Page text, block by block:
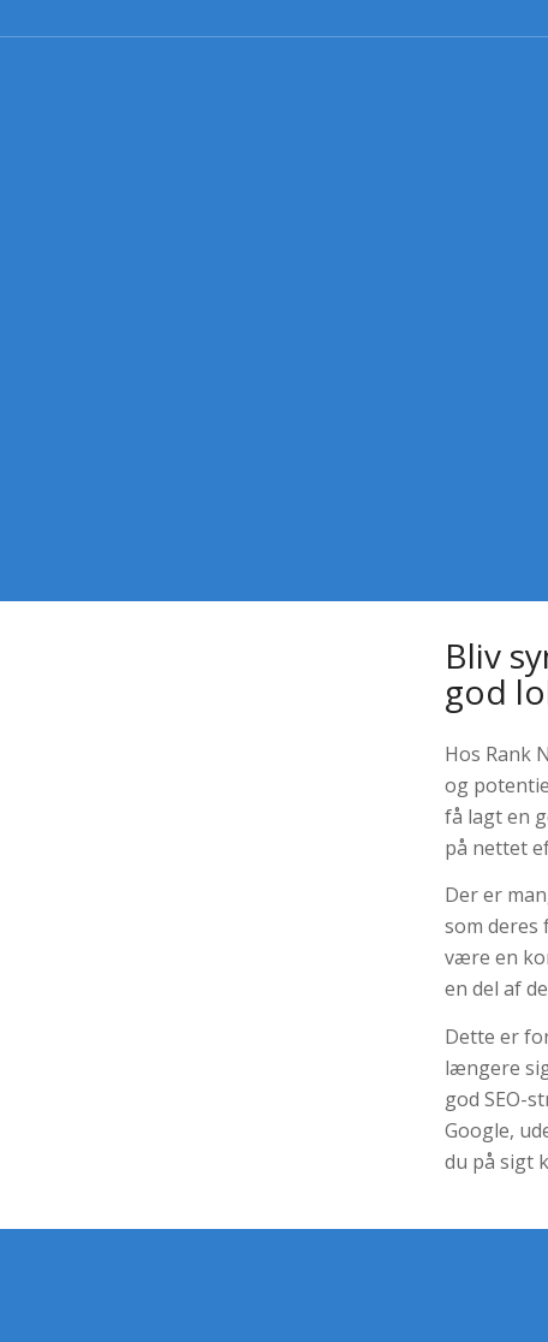
Bliv
god
Hos Rank
og
få lagt en
på nettet
Der er
som deres
være en
en del af
Dette er
længere
god SEO-
Google,
du på sigt